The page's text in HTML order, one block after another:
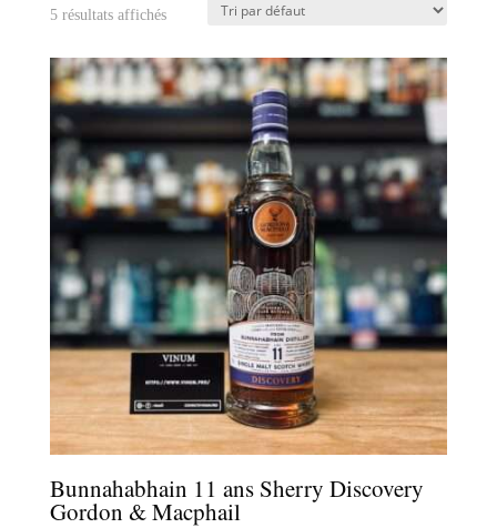
5 résultats affichés
Bunnahabhain 11 ans Sherry Discovery
Gordon & Macphail